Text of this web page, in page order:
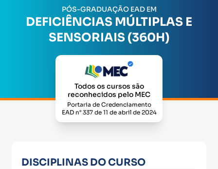
PÓS-GRADUAÇÃO EAD EM
DEFICIÊNCIAS MÚLTIPLAS E
SENSORIAIS (360H)
Todos os cursos são
reconhecidos pelo MEC
Portaria de Credenciamento
EAD n° 337 de 11 de abril de 2024
DISCIPLINAS DO CURSO